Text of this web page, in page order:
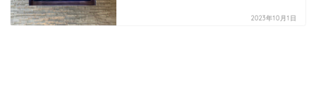
2023年10月1日